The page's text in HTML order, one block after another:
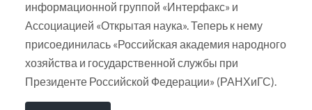
информационной группой «Интерфакс» и
Ассоциацией «Открытая наука». Теперь к нему
присоединилась «Российская академия народного
хозяйства и государственной службы при
Президенте Российской Федерации» (РАНХиГС).